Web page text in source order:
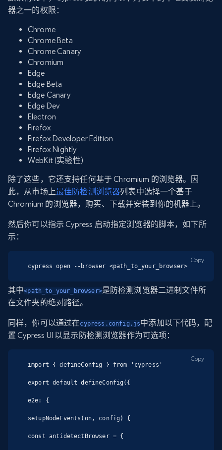
器之一的权限：
Chrome
Chrome Beta
Chrome Canary
Chromium
Edge
Edge Beta
Edge Canary
Edge Dev
Electron
Firefox
Firefox Developer Edition
Firefox Nightly
WebKit (实验性)
除了这些，它还支持任何基于 Chromium 的浏览器。因
此，从市场上最佳防检测浏览器列表中选择一个基于
Chromium 的浏览器，购买、下载并安装到你的机器上。
然后你可以指示 Cypress 启动指定浏览器的脚本，如下所
示：
cypress open --browser <path_to_your_browser>
Copy
其中<path_to_your_browser>是防检测浏览器二进制文件所
在文件夹的绝对路径。
同样，你可以通过在cypress.config.js中添加以下代码，配
置 Cypress UI 以显示防检测浏览器作为可选项：
import { defineConfig } from 'cypress'
export default defineConfig({
e2e: {
setupNodeEvents(on, config) {
const antidetectBrowser = {
Copy